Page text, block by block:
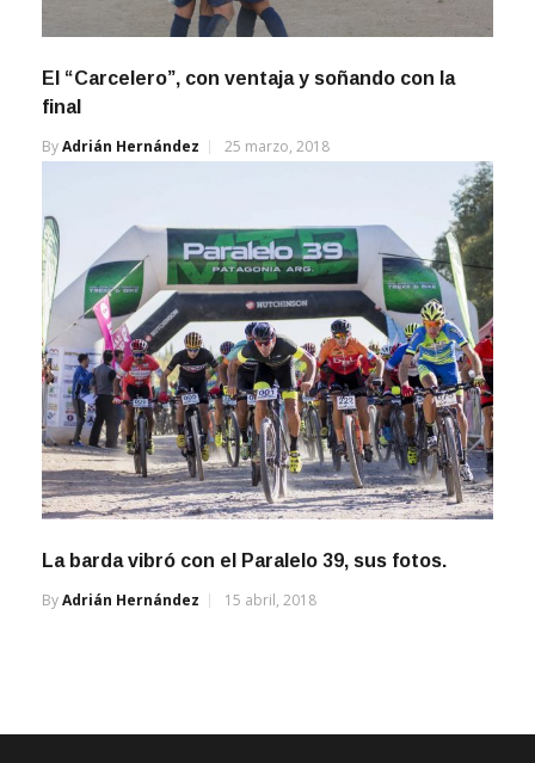
El “Carcelero”, con ventaja y soñando con la
final
ByAdrián Hernández 25 marzo, 2018
La barda vibró con el Paralelo 39, sus fotos.
ByAdrián Hernández 15 abril, 2018